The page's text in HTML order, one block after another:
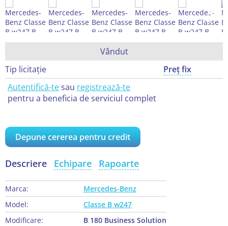
Vândut
Tip licitație
Preț fix
Autentifică-tesau registrează-te
pentru a beneficia de serviciul complet
Depune cererea pentru credit
Descriere Echipare Rapoarte
Marca:
Mercedes-Benz
Model:
Classe B w247
Modificare:
B 180 Business Solution